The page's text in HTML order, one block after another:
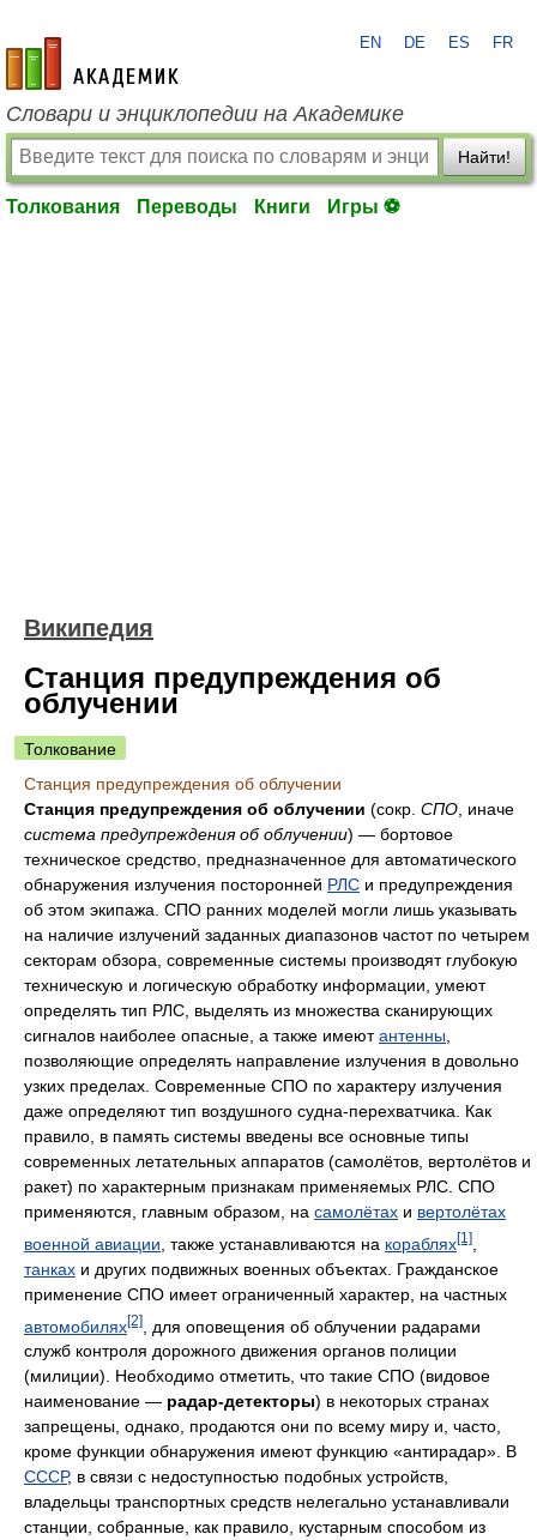
academic.ru
EN DE ES FR
Словари и энциклопедии на Академике
Найти!
Толкования Переводы Книги Игры ⚽
Википедия
Станция предупреждения об
облучении
Толкование
Станция предупреждения об облучении
Станция предупреждения об облучении (сокр. СПО , иначе
система предупреждения об облучении) — бортовое
техническое средство, предназначенное для автоматического
обнаружения излучения посторонней РЛС и предупреждения
об этом экипажа. СПО ранних моделей могли лишь указывать
на наличие излучений заданных диапазонов частот по четырем
секторам обзора, современные системы производят глубокую
техническую и логическую обработку информации, умеют
определять тип РЛС, выделять из множества сканирующих
сигналов наиболее опасные, а также имеютантенны
позволяющие определять направление излучения в довольно
узких пределах. Современные СПО по характеру излучения
даже определяют тип воздушного судна-перехватчика. Как
правило, в память системы введены все основные типы
современных летательных аппаратов (самолётов, вертолётов и
ракет) по характерным признакам применяемых РЛС. СПО
применяются, главным образом, на самолётах и вертолётах
военной авиации , также устанавливаются на кораблях[1]
танках и других подвижных военных объектах. Гражданское
применение СПО имеет ограниченный характер, на частных
автомобилях[2]
, для оповещения об облучении радарами
служб контроля дорожного движения органов полиции
(милиции). Необходимо отметить, что такие СПО (видовое
наименование — радар-детекторы) в некоторых странах
запрещены, однако, продаются они по всему миру и, часто,
кроме функции обнаружения имеют функцию «антирадар». В
СССР, в связи с недоступностью подобных устройств,
владельцы транспортных средств нелегально устанавливали
станции, собранные, как правило, кустарным способом из